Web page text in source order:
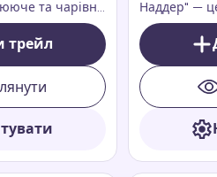
та чарівне
цифрового
до
Custom
Trails for
на
трейл
Наддер" —
досвіду,
екран
драконів